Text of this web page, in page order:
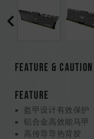
Feature & CAUTION
FEATURE
盔甲设计有效保护
铝合金高效能马甲
高传导导热背胶